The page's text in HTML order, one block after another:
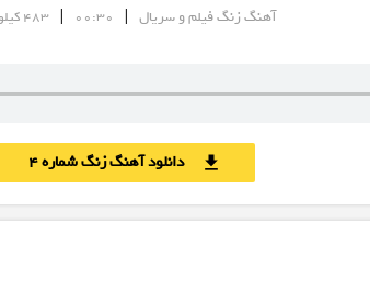
آهنگ زنگ فیلم و سریال |
00:30
| 483 کیلوبایت
download دانلود آهنگ زنگ شماره 4